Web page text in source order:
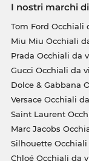
I nostri marchi
Tom Ford Occhiali
Miu Miu Occhiali
Prada Occhiali da
Gucci Occhiali da
Dolce & Gabbana
Versace Occhiali
Saint Laurent
Marc Jacobs
Silhouette Occhiali
Chloé Occhiali da